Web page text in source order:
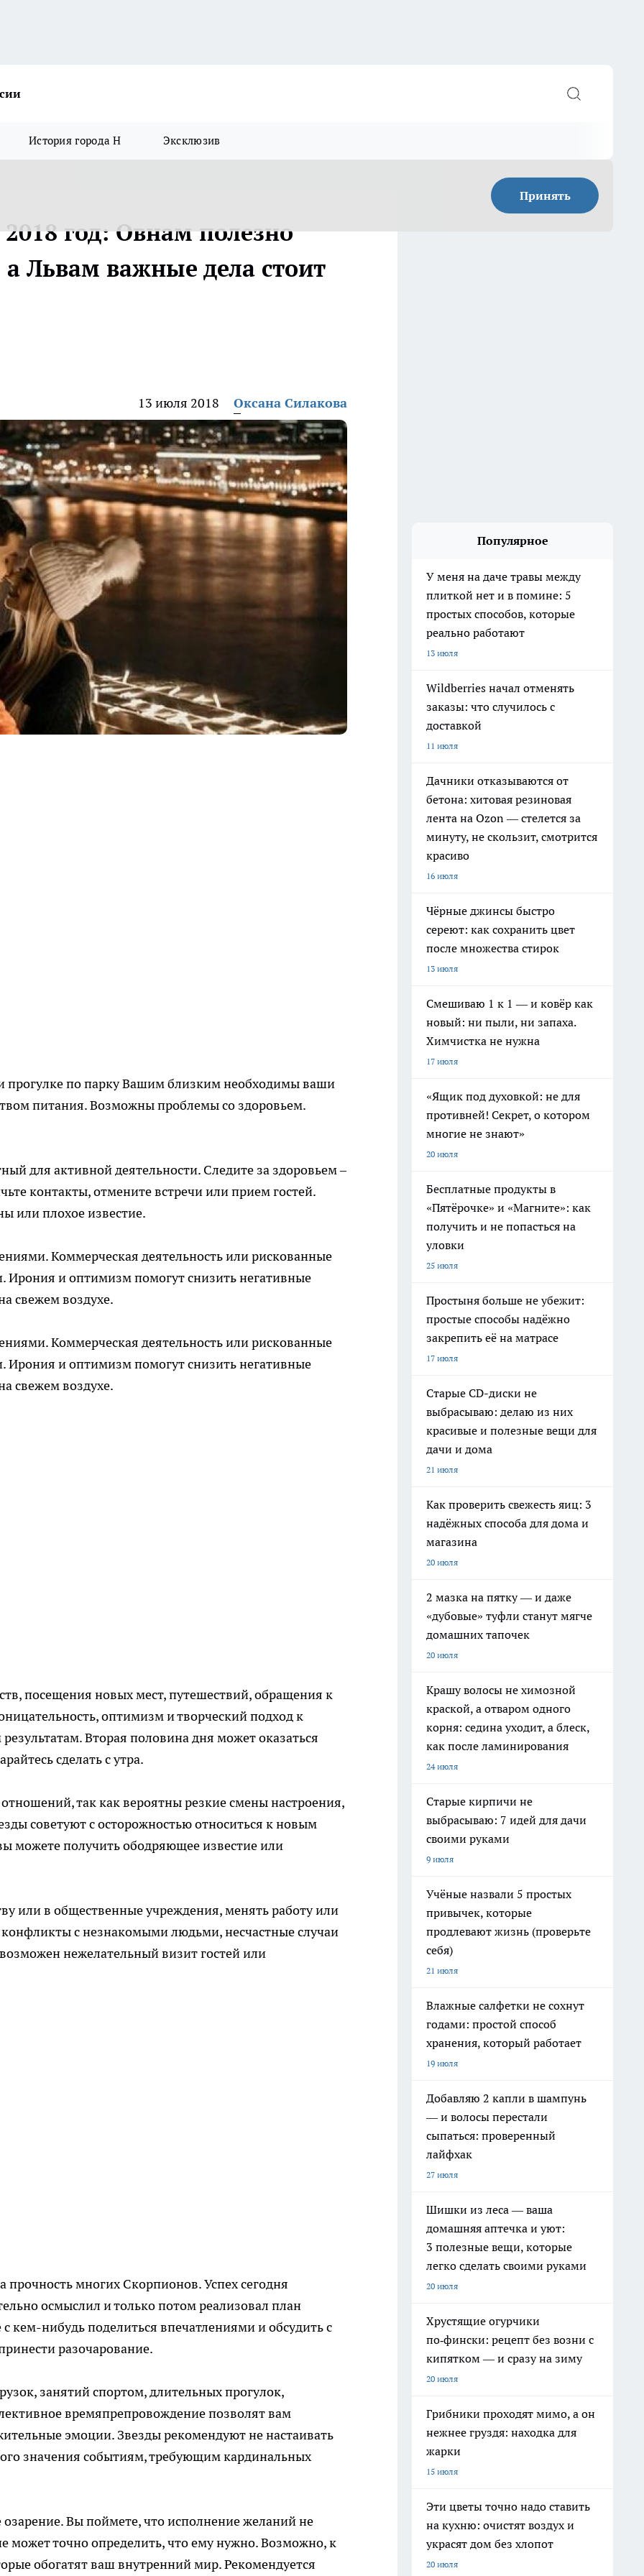
История города Н Эксклюзив
Принять
год: Овнам полезно
а Львам важные дела стоит
13 июля 2018 Оксана Силакова
прогулке по парку Вашим близким необходимы ваши
питания. Возможны проблемы со здоровьем.
для активной деятельности. Следите за здоровьем –
контакты, отмените встречи или прием гостей.
или плохое известие.
Коммерческая деятельность или рискованные
Ирония и оптимизм помогут снизить негативные
свежем воздухе.
Коммерческая деятельность или рискованные
Ирония и оптимизм помогут снизить негативные
свежем воздухе.
посещения новых мест, путешествий, обращения к
оптимизм и творческий подход к
Вторая половина дня может оказаться
сделать с утра.
так как вероятны резкие смены настроения,
советуют с осторожностью относиться к новым
можете получить ободряющее известие или
или в общественные учреждения, менять работу или
с незнакомыми людьми, несчастные случаи
нежелательный визит гостей или
многих Скорпионов. Успех сегодня
осмыслил и только потом реализовал план
кем-нибудь поделиться впечатлениями и обсудить с
разочарование.
занятий спортом, длительных прогулок,
времяпрепровождение позволят вам
эмоции. Звезды рекомендуют не настаивать
значения событиям, требующим кардинальных
озарение. Вы поймете, что исполнение желаний не
может точно определить, что ему нужно. Возможно, к
обогатят ваш внутренний мир. Рекомендуется
Популярное
У меня на даче травы между
плиткой нет и в помине: 5
простых способов, которые
реально работают
13 июля
Wildberries начал отменять
заказы: что случилось с
доставкой
11 июля
Дачники отказываются от
бетона: хитовая резиновая
лента на Ozon — стелется за
минуту, не скользит, смотрится
красиво
16 июля
Чёрные джинсы быстро
сереют: как сохранить цвет
после множества стирок
13 июля
Смешиваю 1 к 1 — и ковёр как
новый: ни пыли, ни запаха.
Химчистка не нужна
17 июля
«Ящик под духовкой: не для
противней! Секрет, о котором
многие не знают»
20 июля
Бесплатные продукты в
«Пятёрочке» и «Магните»: как
получить и не попасться на
уловки
25 июля
Простыня больше не убежит:
простые способы надёжно
закрепить её на матрасе
17 июля
Старые CD-диски не
выбрасываю: делаю из них
красивые и полезные вещи для
дачи и дома
21 июля
Как проверить свежесть яиц: 3
надёжных способа для дома и
магазина
20 июля
2 мазка на пятку — и даже
«дубовые» туфли станут мягче
домашних тапочек
20 июля
Крашу волосы не химозной
краской, а отваром одного
корня: седина уходит, а блеск,
как после ламинирования
24 июля
Старые кирпичи не
выбрасываю: 7 идей для дачи
своими руками
9 июля
Учёные назвали 5 простых
привычек, которые
продлевают жизнь (проверьте
себя)
21 июля
Влажные салфетки не сохнут
годами: простой способ
хранения, который работает
19 июля
Добавляю 2 капли в шампунь
— и волосы перестали
сыпаться: проверенный
лайфхак
27 июля
Шишки из леса — ваша
домашняя аптечка и уют:
3 полезные вещи, которые
легко сделать своими руками
20 июля
Хрустящие огурчики
по‑фински: рецепт без возни с
кипятком — и сразу на зиму
20 июля
Грибники проходят мимо, а он
нежнее груздя: находка для
жарки
15 июля
Эти цветы точно надо ставить
на кухню: очистят воздух и
украсят дом без хлопот
20 июля